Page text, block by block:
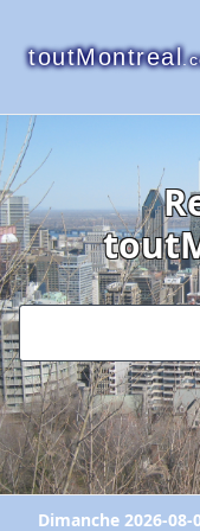
toutMontreal
Dimanche 2026-08-